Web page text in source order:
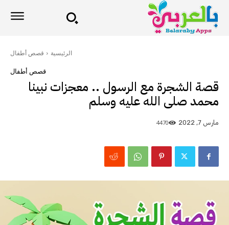
الرئيسية قصص أطفال
قصص أطفال
قصة الشجرة مع الرسول .. معجزات نبينا
محمد صلى الله عليه وسلم
مارس 7, 2022 4470